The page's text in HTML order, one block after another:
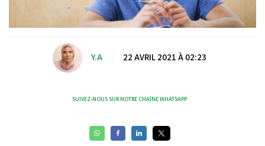
Y.A 22 AVRIL 2021 À 02:23
SUIVEZ-NOUS SUR NOTRE CHAÎNE WHATSAPP